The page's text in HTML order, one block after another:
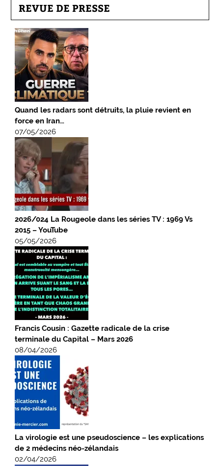
REVUE DE PRESSE
Quand les radars sont détruits, la pluie revient en
force en Iran…
07/05/2026
2026/024 La Rougeole dans les séries TV : 1969 Vs
2015 – YouTube
05/05/2026
Francis Cousin : Gazette radicale de la crise
terminale du Capital – Mars 2026
08/04/2026
La virologie est une pseudoscience – les explications
de 2 médecins néo-zélandais
02/04/2026